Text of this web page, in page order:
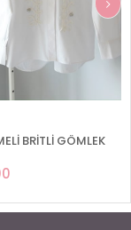
GÖMLEK